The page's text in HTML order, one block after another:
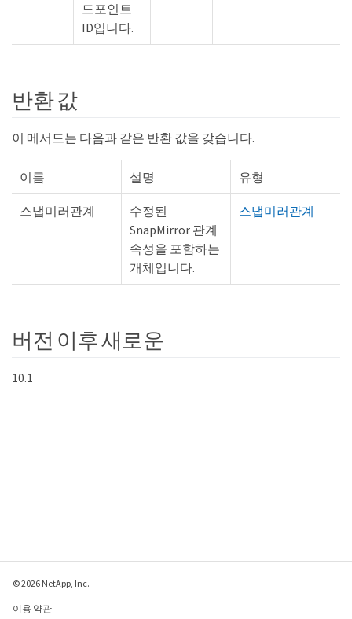
드포인트
ID입니다.
반환 값
이 메서드는 다음과 같은 반환 값을 갖습니다.
이름 설명 유형
스냅미러관계
수정된
SnapMirror 관계
속성을 포함하는
개체입니다.
스냅미러관계
버전 이후 새로운
10.1
© 2026 NetApp, Inc.
이용 약관